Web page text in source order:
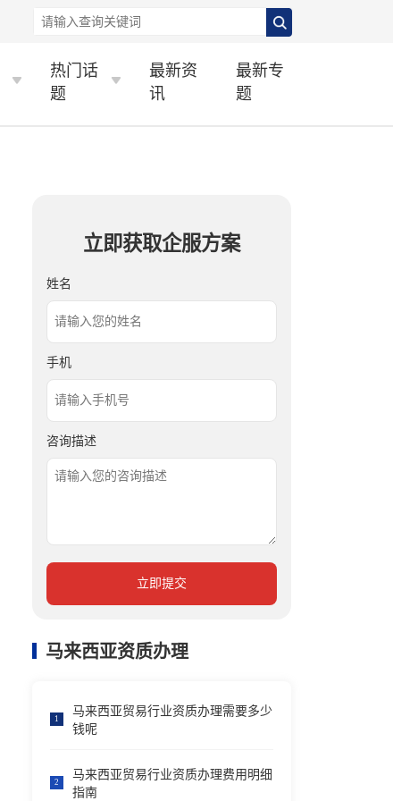
热门话
题
最新资
讯
最新专
题
立即获取企服方案
姓名
手机
咨询描述
立即提交
马来西亚资质办理
1
马来西亚贸易行业资质办理需要多少
钱呢
2
马来西亚贸易行业资质办理费用明细
指南